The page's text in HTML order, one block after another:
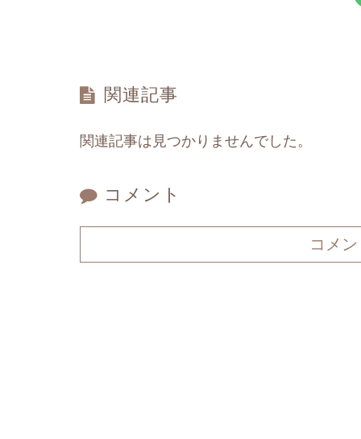
関連記事
関連記事は見つかりませんでした。
コメント
コメ